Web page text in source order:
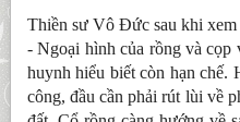
Thiền sư Vô Đức sau khi xem
- Ngoại hình của rồng và cọp
huynh hiểu biết còn hạn chế.
công, đầu cần phải rút lùi về